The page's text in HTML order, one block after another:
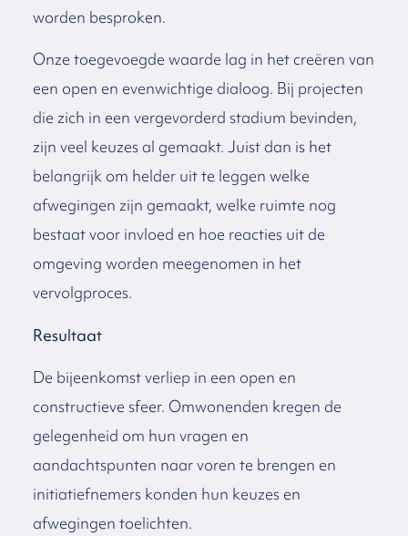
worden besproken.
Onze toegevoegde waarde lag in het creëren van
een open en evenwichtige dialoog. Bij projecten
die zich in een vergevorderd stadium bevinden,
zijn veel keuzes al gemaakt. Juist dan is het
belangrijk om helder uit te leggen welke
afwegingen zijn gemaakt, welke ruimte nog
bestaat voor invloed en hoe reacties uit de
omgeving worden meegenomen in het
vervolgproces.
Resultaat
De bijeenkomst verliep in een open en
constructieve sfeer. Omwonenden kregen de
gelegenheid om hun vragen en
aandachtspunten naar voren te brengen en
initiatiefnemers konden hun keuzes en
afwegingen toelichten.